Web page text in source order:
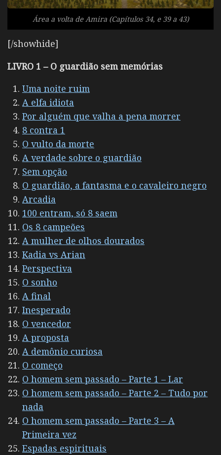
Área a volta de Amira (Capítulos 34, e 39 a 43)
[/showhide]
LIVRO 1 – O guardião sem memórias
Uma noite ruim
A elfa idiota
Por alguém que valha a pena morrer
8 contra 1
O vulto da morte
A verdade sobre o guardião
Sem opção
O guardião, a fantasma e o cavaleiro negro
Arcadia
100 entram, só 8 saem
Os 8 campeões
A mulher de olhos dourados
Kadia vs Arian
Perspectiva
O sonho
A final
Inesperado
O vencedor
A proposta
A demônio curiosa
O começo
O homem sem passado – Parte 1 – Lar
O homem sem passado – Parte 2 – Tudo por
nada
O homem sem passado – Parte 3 – A
Primeira vez
Espadas espirituais